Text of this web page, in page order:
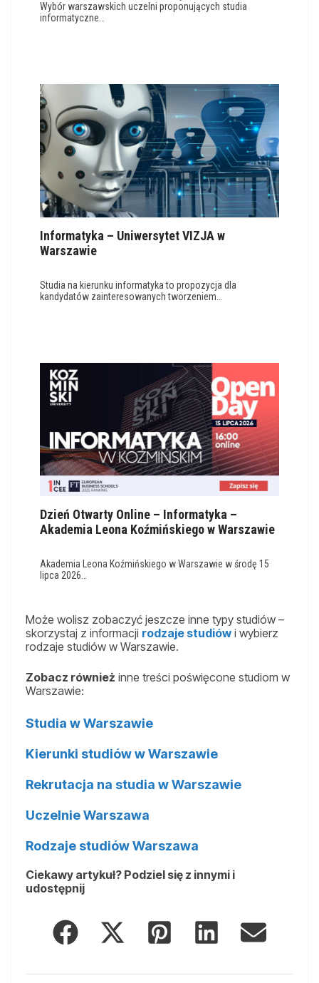
Wybór warszawskich uczelni proponujących studia
informatyczne…
Informatyka – Uniwersytet VIZJA w
Warszawie
Studia na kierunku informatyka to propozycja dla
kandydatów zainteresowanych tworzeniem…
Dzień Otwarty Online – Informatyka –
Akademia Leona Koźmińskiego w Warszawie
Akademia Leona Koźmińskiego w Warszawie w środę 15
lipca 2026…
Może wolisz zobaczyć jeszcze inne typy studiów –
skorzystaj z informacji rodzaje studiów i wybierz
rodzaje studiów w Warszawie.
Zobacz również inne treści poświęcone studiom w
Warszawie:
Studia w Warszawie
Kierunki studiów w Warszawie
Rekrutacja na studia w Warszawie
Uczelnie Warszawa
Rodzaje studiów Warszawa
Ciekawy artykuł? Podziel się z innymi i
udostępnij